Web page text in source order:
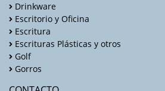
Drinkware
Escritorio y Oficina
Escritura
Escrituras Plásticas y otros
Golf
Gorros